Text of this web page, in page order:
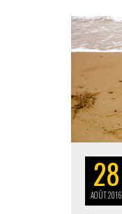
28
AOÛT2016